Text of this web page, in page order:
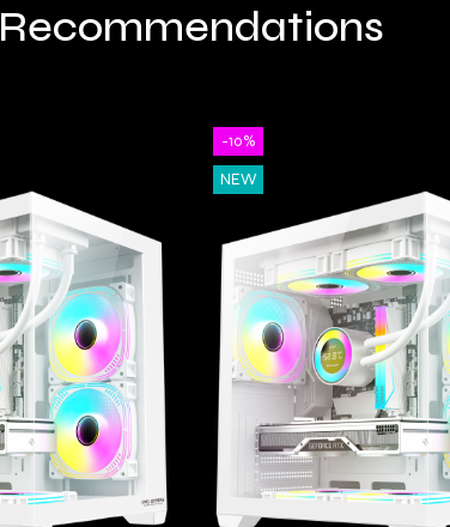
Recommendations
-10%
NEW